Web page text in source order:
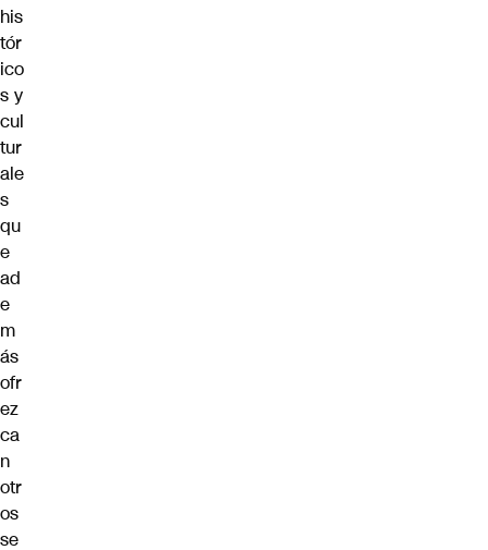
his
tór
ico
s y
cul
tur
ale
s
qu
e
ad
e
m
ás
ofr
ez
ca
n
otr
os
se